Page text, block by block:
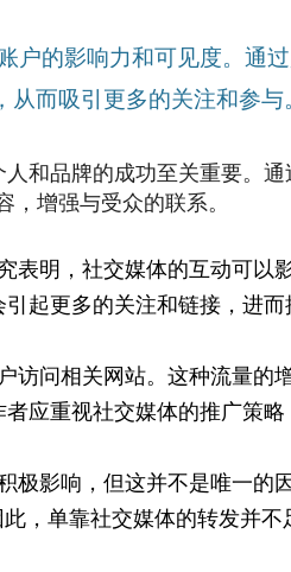
的影响力和可见度。通
从而吸引更多的关注和参与
和品牌的成功至关重要。
，增强与受众的联系。
表明，社交媒体的互动可以
起更多的关注和链接，进而
访问相关网站。这种流量
应重视社交媒体的推广策略
影响，但这并不是唯一的
，单靠社交媒体的转发并不